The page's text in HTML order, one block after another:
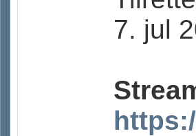
7. jul